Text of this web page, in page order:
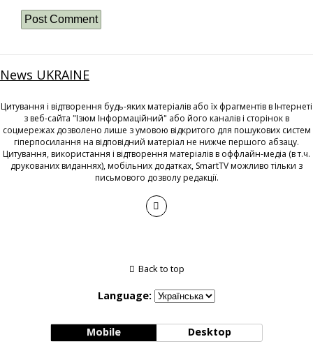
News UKRAINE
Цитування і відтворення будь-яких матеріалів або їх фрагментів в Інтернеті
з веб-сайта "Ізюм Інформаційний" або його каналів і сторінок в
соцмережах дозволено лише з умовою відкритого для пошукових систем
гіперпосилання на відповідний матеріал не нижче першого абзацу.
Цитування, використання і відтворення матеріалів в оффлайн-медіа (в т.ч.
друкованих виданнях), мобільних додатках, SmartTV можливо тільки з
письмового дозволу редакції.
Back to top
Language:
Mobile Desktop